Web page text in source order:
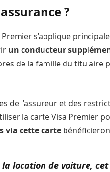
?
Premier s’applique
un conducteur
de la famille du titulaire
de l’assureur et des
la carte Visa Premier
via cette carte
la location de voiture,